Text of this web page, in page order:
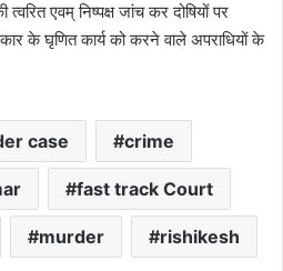
एवम् निष्पक्ष जांच कर दोषियों पर
के घृणित कार्य को करने वाले अपराधियों के
case crime
fast track Court
murder rishikesh